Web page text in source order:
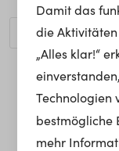
Damit das
die
„Alles klar!“
Technologien
bestmögliche
mehr